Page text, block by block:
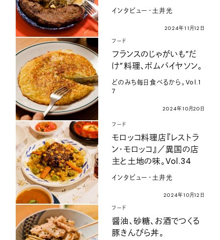
インタビュー・土井光
2024年11月12日
フード
フランスのじゃがいも”だ
け”料理、ポムパイヤソン。
どのみち毎日食べるから。Vol.1
7
2024年10月20日
フード
モロッコ料理店『レストラ
ン・モロッコ』／異国の店
主と土地の味。Vol.34
インタビュー・土井光
2024年10月12日
フード
醤油、砂糖、お酒でつくる
豚きんぴら丼。